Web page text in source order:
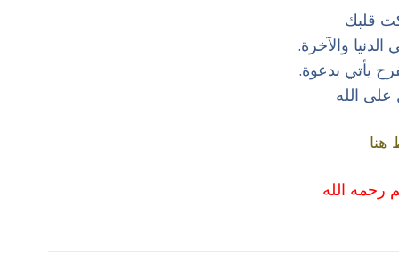
قلبك
والآخرة.
يأتي بدعوة.
على الله
رحمه الله